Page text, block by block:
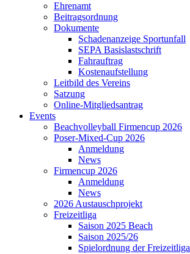
Ehrenamt
Beitragsordnung
Dokumente
Schadenanzeige Sportunfall
SEPA Basislastschrift
Fahrauftrag
Kostenaufstellung
Leitbild des Vereins
Satzung
Online-Mitgliedsantrag
Events
Beachvolleyball Firmencup 2026
Poser-Mixed-Cup 2026
Anmeldung
News
Firmencup 2026
Anmeldung
News
2026 Austauschprojekt
Freizeitliga
Saison 2025 Beach
Saison 2025/26
Spielordnung der Freizeitliga